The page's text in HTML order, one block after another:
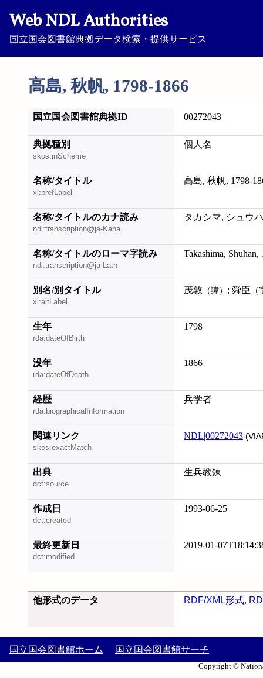
Web NDL Authorities
国立国会図書館典拠データ検索・提供サービス
高島, 秋帆, 1798-1866
国立国会図書館典拠ID 00272043
典拠種別
skos:inScheme
個人名
名称/タイトル
xl:prefLabel
高島, 秋帆, 1798-
名称/タイトルのカナ読み
ndl:transcription@ja-Kana
タカシマ, シュウ
名称/タイトルのローマ字読み
ndl:transcription@ja-Latn
Takashima, Shuhan,
別名/別タイトル
xl:altLabel
茂敦 （諱） ; 舜臣
生年
rda:dateOfBirth
1798
没年
rda:dateOfDeath
1866
経歴
rda:biographicalInformation
兵学者
関連リンク
skos:exactMatch
NDL|00272043
出典
dct:source
生兵教錬
作成日
dct:created
1993-06-25
最終更新日
dct:modified
2019-01-
他形式のデータ RDF/XML形式,
国立国会図書館ホーム 国立国会図書館サーチ
Copyright ©